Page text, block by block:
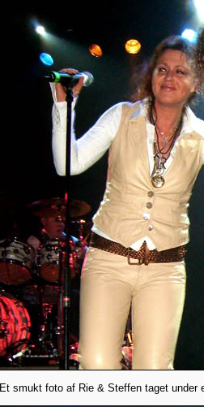
Et smukt foto af Rie & Steffen taget